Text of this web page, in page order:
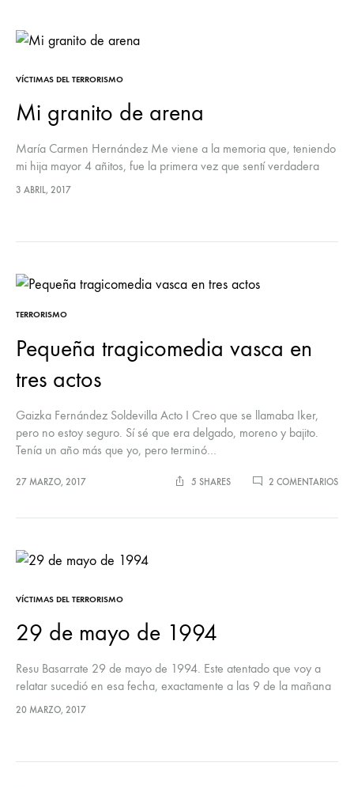
VÍCTIMAS DEL TERRORISMO
Mi granito de arena
María Carmen Hernández Me viene a la memoria que, teniendo
mi hija mayor 4 añitos, fue la primera vez que sentí verdadera
angustia por el tema de ETA, y es…
3 ABRIL, 2017
TERRORISMO
Pequeña tragicomedia vasca en
tres actos
Gaizka Fernández Soldevilla Acto I Creo que se llamaba Iker,
pero no estoy seguro. Sí sé que era delgado, moreno y bajito.
Tenía un año más que yo, pero terminó…
27 MARZO, 2017 5 SHARES 2 COMENTARIOSEN
VÍCTIMAS DEL TERRORISMO
29 de mayo de 1994
Resu Basarrate 29 de mayo de 1994. Este atentado que voy a
relatar sucedió en esa fecha, exactamente a las 9 de la mañana
de un domingo nublado. Mi familia…
20 MARZO, 2017